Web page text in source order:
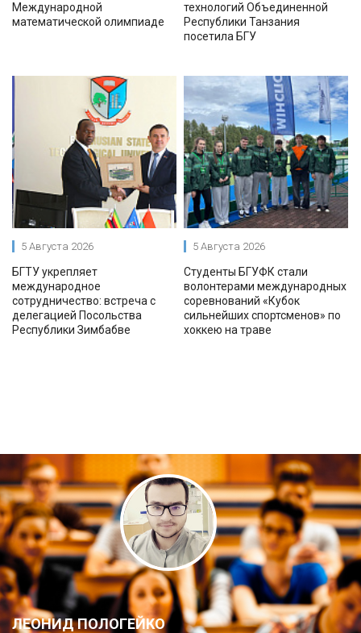
Международной
математической олимпиаде
технологий Объединенной
Республики Танзания
посетила БГУ
5 Августа 2026
БГТУ укрепляет
международное
сотрудничество: встреча с
делегацией Посольства
Республики Зимбабве
5 Августа 2026
Студенты БГУФК стали
волонтерами международных
соревнований «Кубок
сильнейших спортсменов» по
хоккею на траве
ЛЕОНИД ПОЛОГЕЙКО